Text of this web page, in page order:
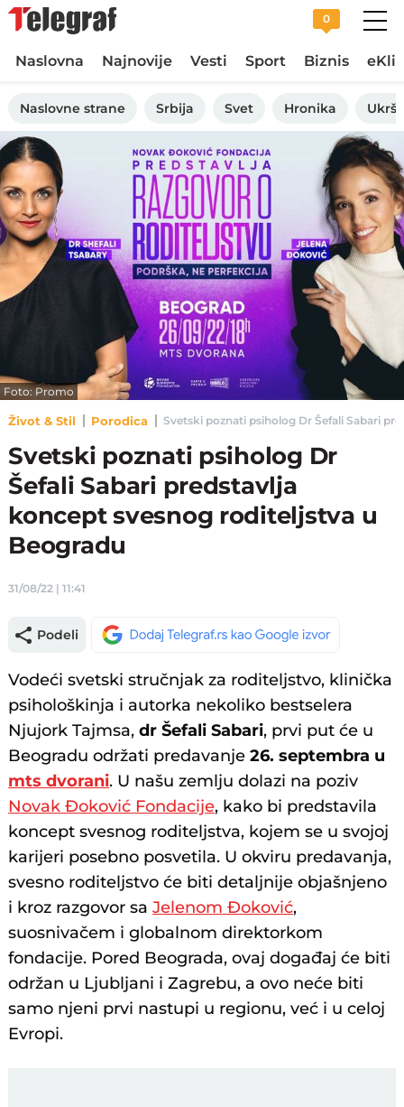
0
Naslovna Najnovije Vesti Sport Biznis
Naslovne strane Srbija Svet Hronika
Foto: Promo
Život & Stil Porodica Svetski poznati psiholog Dr Šefali Sabari
Svetski poznati psiholog Dr
Šefali Sabari predstavlja
koncept svesnog roditeljstva u
Beogradu
31/08/22 | 11:41
Podeli
Vodeći svetski stručnjak za roditeljstvo, klinička
psihološkinja i autorka nekoliko bestselera
Njujork Tajmsa,dr Šefali Sabari, prvi put će u
Beogradu održati predavanje 26. septembra u
mts dvorani. U našu zemlju dolazi na poziv
Novak Đoković Fondacije, kako bi predstavila
koncept svesnog roditeljstva, kojem se u svojoj
karijeri posebno posvetila. U okviru predavanja,
svesno roditeljstvo će biti detaljnije objašnjeno
i kroz razgovor saJelenom Đoković,
suosnivačem i globalnom direktorkom
fondacije. Pored Beograda, ovaj događaj će biti
održan u Ljubljani i Zagrebu, a ovo neće biti
samo njeni prvi nastupi u regionu, već i u celoj
Evropi.